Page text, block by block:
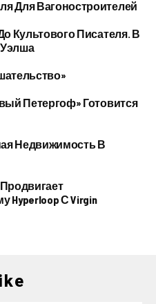
Для Вагоностроителей
Культового Писателя. В
Петергоф» Готовится
Недвижимость В
Hyperloop С Virgin